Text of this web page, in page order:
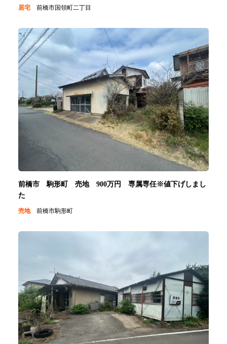
居宅 前橋市国領町二丁目
前橋市 駒形町 売地 900万円 専属専任※値下げしまし
た
売地 前橋市駒形町